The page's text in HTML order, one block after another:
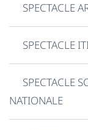
SPECTACLE
SPECTACLE
SPECTACLE
NATIONALE